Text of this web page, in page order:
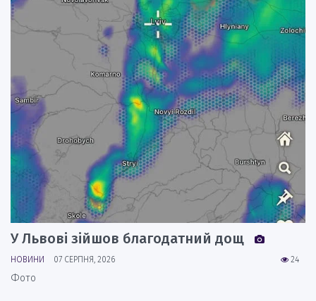
У Львові зійшов благодатний дощ
24
НОВИНИ 07 СЕРПНЯ, 2026
Фото